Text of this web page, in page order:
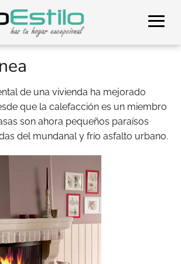
de una vivienda ha mejorado
que la calefacción es un miembro
son ahora pequeños paraísos
del mundanal y frío asfalto urbano.